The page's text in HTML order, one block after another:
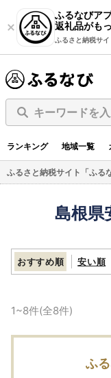
ふるなびア
返礼品がも
ふるさと納税サイ
キーワードを
ランキング 地域一覧
ふるさと納税サイト「ふる
島根県
おすすめ順 安い順
1~8件(全8件)
ふ